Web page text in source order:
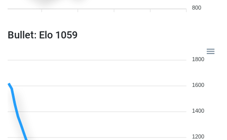
800
Bullet: Elo 1059
1800
1600
1400
1200